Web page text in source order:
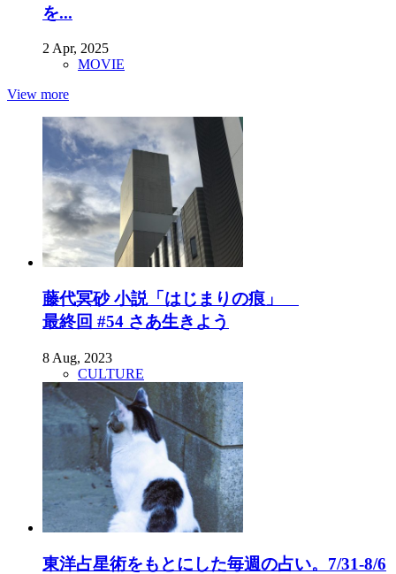
を...
2 Apr, 2025
MOVIE
View more
藤代冥砂 小説「はじまりの痕」
最終回 #54 さあ生きよう
8 Aug, 2023
CULTURE
東洋占星術をもとにした毎週の占い。7/31-8/6